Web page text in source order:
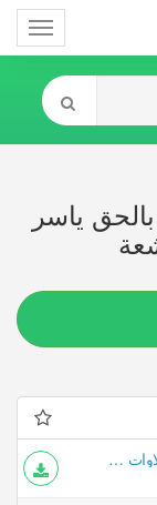
ياسر
وجاءت سكرة الموت بالحق ياسر الدوسري تلاوات خاشعة